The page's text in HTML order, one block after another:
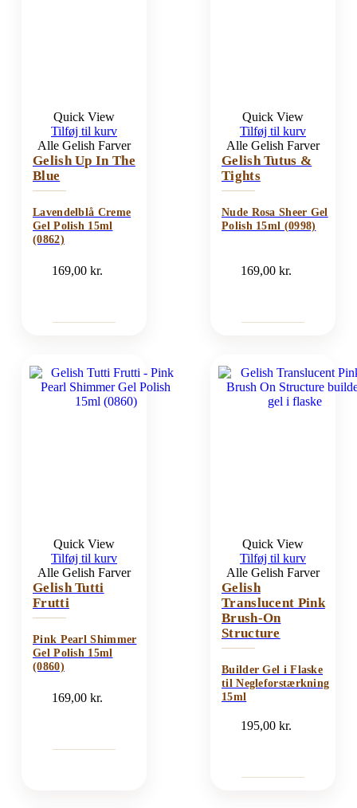
Quick View
Tilføj til kurv
Alle Gelish Farver
Gelish Up In The
Blue
Lavendelblå Creme
Gel Polish 15ml
(0862)
169,00kr.
Quick View
Tilføj til kurv
Alle Gelish Farver
Gelish Tutus &
Tights
Nude Rosa Sheer Gel
Polish 15ml (0998)
169,00kr.
Quick View
Tilføj til kurv
Alle Gelish Farver
Gelish Tutti
Frutti
Pink Pearl Shimmer
Gel Polish 15ml
(0860)
169,00kr.
Quick View
Tilføj til kurv
Alle Gelish Farver
Gelish
Translucent Pink
Brush-On
Structure
Builder Gel i Flaske
til Negleforstærkning
15ml
195,00kr.